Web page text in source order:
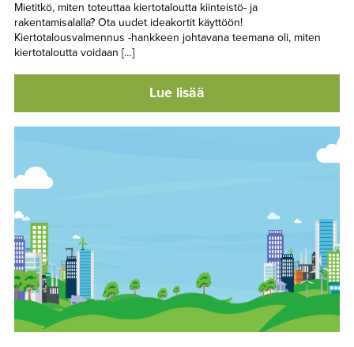
Mietitkö, miten toteuttaa kiertotaloutta kiinteistö- ja
rakentamisalalla? Ota uudet ideakortit käyttöön!
Kiertotalousvalmennus -hankkeen johtavana teemana oli, miten
kiertotaloutta voidaan […]
Lue lisää